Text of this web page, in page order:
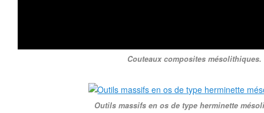
Couteaux composites mésolithiques.
Outils massifs en os de type herminette